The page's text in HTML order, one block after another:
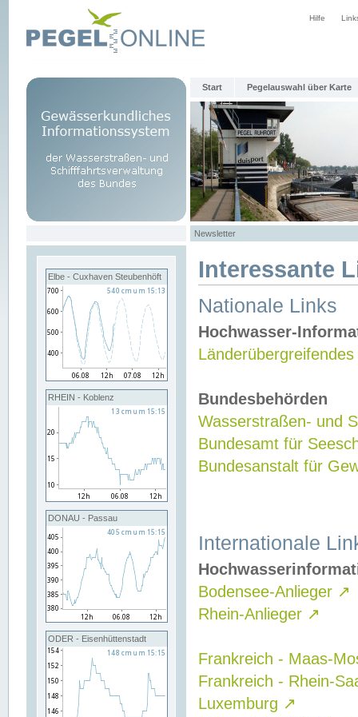
Hilfe
Start Pegelauswahl über Karte
Newsletter
Elbe - Cuxhaven Steubenhöft
RHEIN - Koblenz
DONAU - Passau
ODER - Eisenhüttenstadt
Interessante
Nationale Links
Hochwasser-
Bundesbehörden
Wasserstraßen- und
Bundesamt für
Bundesanstalt für
Internationale
Bodensee-Anlieger ↗
Rhein-Anlieger ↗
Frankreich - Maas-
Frankreich - Rhein-
Luxemburg ↗